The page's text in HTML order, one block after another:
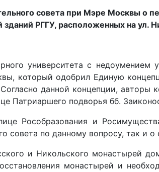
совета при Мэре Москвы о
РГГУ, расположенных на ул.
университета с
который одобрил Единую
данной концепции, авторы
Патриаршего подворья бб.
Рособразования и
совета по данному вопросу, так и
и Никольского монастырей
монастырей и